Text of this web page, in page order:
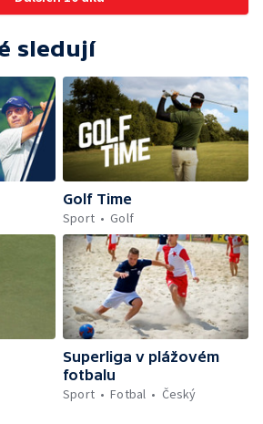
sledují
Golf Time
Sport
Golf
Superliga v plážovém
fotbalu
Sport
Fotbal Český